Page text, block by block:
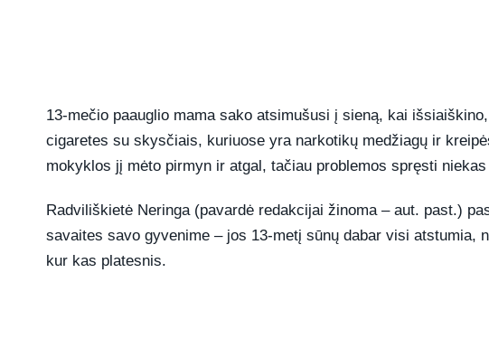
13-mečio paauglio mama sako atsimušusi į sieną, kai
cigaretes su skysčiais, kuriuose yra narkotikų medžiagų ir
mokyklos jį mėto pirmyn ir atgal, tačiau problemos spręsti
Radviliškietė Neringa (pavardė redakcijai žinoma – aut. past.)
savaites savo gyvenime – jos 13-metį sūnų dabar visi atstumia,
kur kas platesnis.